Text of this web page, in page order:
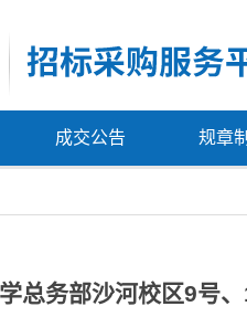
成交公告 规章
总务部沙河校区9号